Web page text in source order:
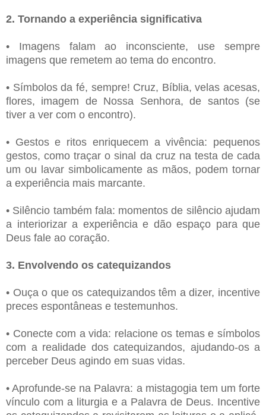
2. Tornando a experiência significativa
• Imagens falam ao inconsciente, use sempre
imagens que remetem ao tema do encontro.
• Símbolos da fé, sempre! Cruz, Bíblia, velas acesas,
flores, imagem de Nossa Senhora, de santos (se
tiver a ver com o encontro).
• Gestos e ritos enriquecem a vivência: pequenos
gestos, como traçar o sinal da cruz na testa de cada
um ou lavar simbolicamente as mãos, podem tornar
a experiência mais marcante.
• Silêncio também fala: momentos de silêncio ajudam
a interiorizar a experiência e dão espaço para que
Deus fale ao coração.
3. Envolvendo os catequizandos
• Ouça o que os catequizandos têm a dizer, incentive
preces espontâneas e testemunhos.
• Conecte com a vida: relacione os temas e símbolos
com a realidade dos catequizandos, ajudando-os a
perceber Deus agindo em suas vidas.
• Aprofunde-se na Palavra: a mistagogia tem um forte
vínculo com a liturgia e a Palavra de Deus. Incentive